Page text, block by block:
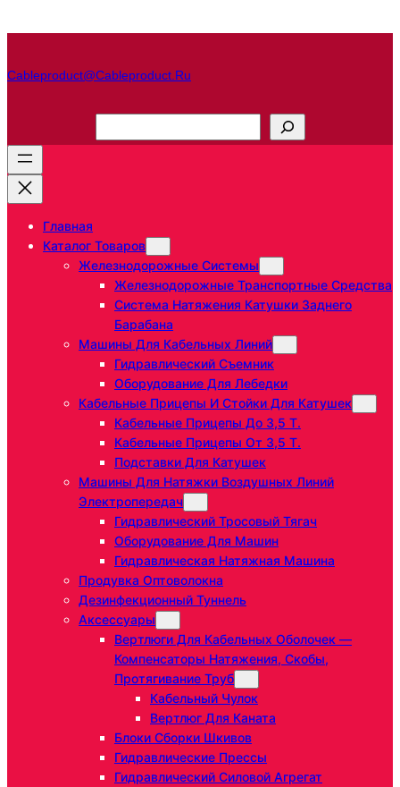
Cableproduct@cableproduct.ru
о
Главная
Каталог Товаров
Железнодорожные Системы
Железнодорожные Транспортные Средства
Система Натяжения Катушки Заднего
Барабана
Машины Для Кабельных Линий
Гидравлический Съемник
Оборудование Для Лебедки
Кабельные Прицепы И Стойки Для Катушек
Кабельные Прицепы До 3,5 Т.
Кабельные Прицепы От 3,5 Т.
Подставки Для Катушек
Машины Для Натяжки Воздушных Линий
Электропередач
Гидравлический Тросовый Тягач
Оборудование Для Машин
Гидравлическая Натяжная Машина
Продувка Оптоволокна
Дезинфекционный Туннель
Аксессуары
Вертлюги Для Кабельных Оболочек —
Компенсаторы Натяжения, Скобы,
Протягивание Труб
Кабельный Чулок
Вертлюг Для Каната
Блоки Сборки Шкивов
Гидравлические Прессы
Гидравлический Силовой Агрегат